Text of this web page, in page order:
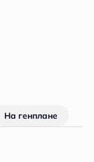
На генплане